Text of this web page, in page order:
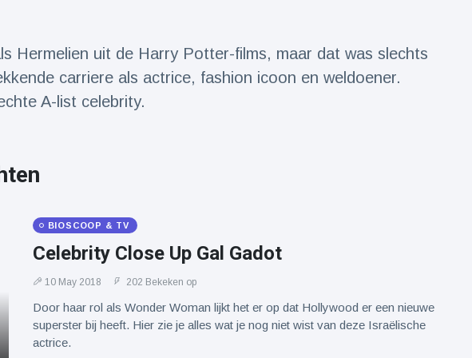
Hermelien uit de Harry Potter-films, maar dat was slechts
carriere als actrice, fashion icoon en weldoener.
A-list celebrity.
BIOSCOOP & TV
Celebrity Close Up Gal Gadot
10 May 2018 202 Bekeken op
Door haar rol als Wonder Woman lijkt het er op dat Hollywood er een nieuwe
superster bij heeft. Hier zie je alles wat je nog niet wist van deze Israëlische
actrice.